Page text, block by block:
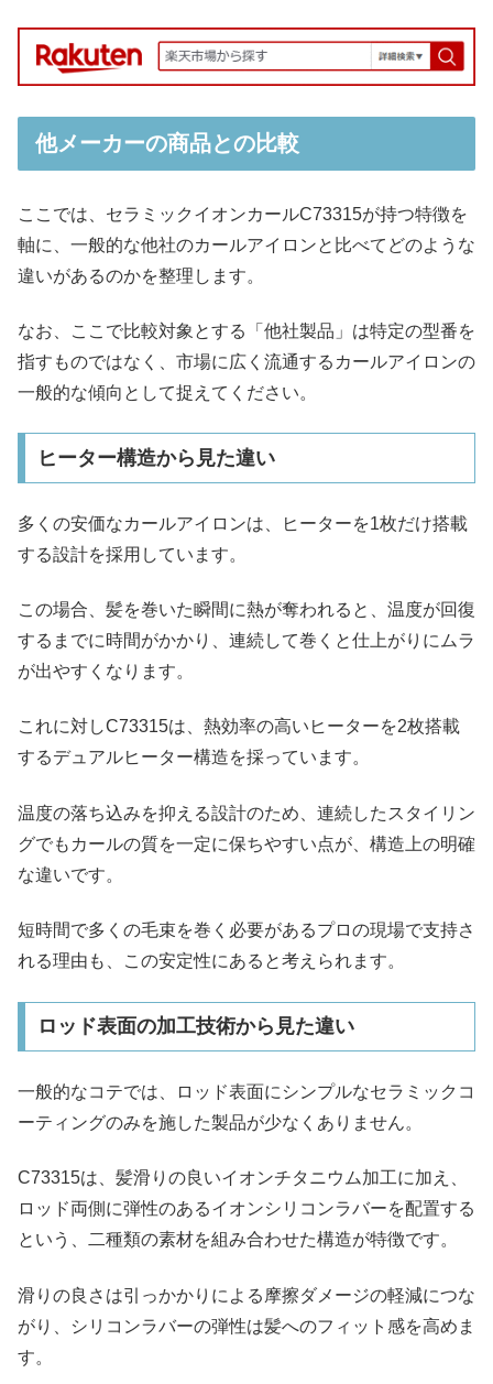
他メーカーの商品との比較
ここでは、セラミックイオンカールC73315が持つ特徴を
軸に、一般的な他社のカールアイロンと比べてどのような
違いがあるのかを整理します。
なお、ここで比較対象とする「他社製品」は特定の型番を
指すものではなく、市場に広く流通するカールアイロンの
一般的な傾向として捉えてください。
ヒーター構造から見た違い
多くの安価なカールアイロンは、ヒーターを1枚だけ搭載
する設計を採用しています。
この場合、髪を巻いた瞬間に熱が奪われると、温度が回復
するまでに時間がかかり、連続して巻くと仕上がりにムラ
が出やすくなります。
これに対しC73315は、熱効率の高いヒーターを2枚搭載
するデュアルヒーター構造を採っています。
温度の落ち込みを抑える設計のため、連続したスタイリン
グでもカールの質を一定に保ちやすい点が、構造上の明確
な違いです。
短時間で多くの毛束を巻く必要があるプロの現場で支持さ
れる理由も、この安定性にあると考えられます。
ロッド表面の加工技術から見た違い
一般的なコテでは、ロッド表面にシンプルなセラミックコ
ーティングのみを施した製品が少なくありません。
C73315は、髪滑りの良いイオンチタニウム加工に加え、
ロッド両側に弾性のあるイオンシリコンラバーを配置する
という、二種類の素材を組み合わせた構造が特徴です。
滑りの良さは引っかかりによる摩擦ダメージの軽減につな
がり、シリコンラバーの弾性は髪へのフィット感を高めま
す。